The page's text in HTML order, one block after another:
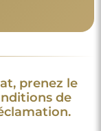
prenez le
de